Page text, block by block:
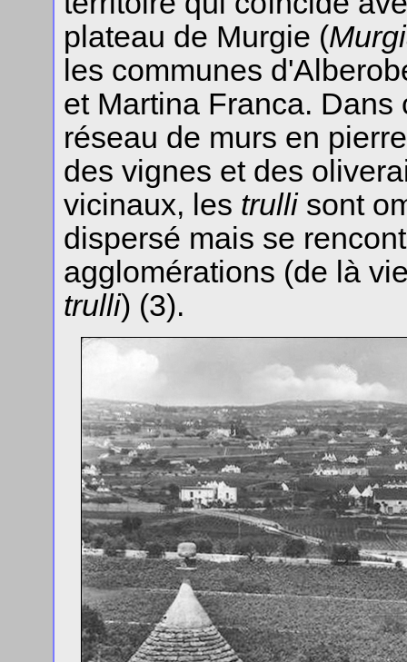
plateau de Murgie (
les communes
et Martina Franca.
réseau de murs en
des vignes et des
vicinaux, les trullisont
dispersé mais se
agglomérations (de là
trulli) (3).